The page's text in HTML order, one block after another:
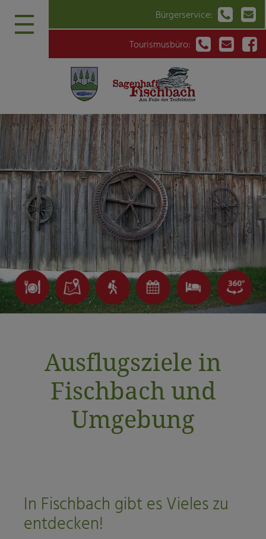
Bürgerservice:  
Tourismusbüro:   
Ausflugsziele in
Fischbach und
Umgebung
In Fischbach gibt es Vieles zu
entdecken!